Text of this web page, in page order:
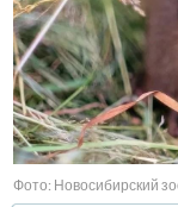
Фото: Новосибирский